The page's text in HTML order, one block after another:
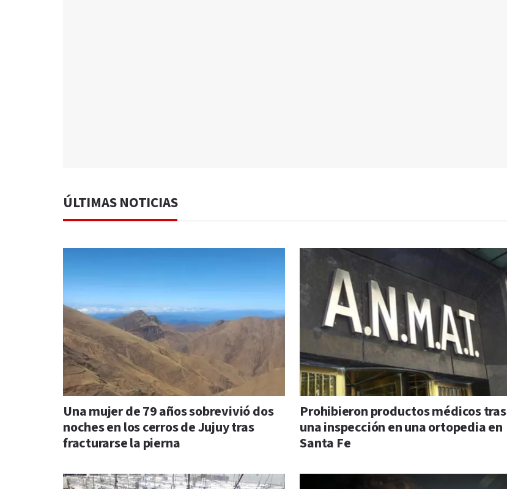
ÚLTIMAS NOTICIAS
Una mujer de 79 años sobrevivió dos
noches en los cerros de Jujuy tras
fracturarse la pierna
Prohibieron productos médicos tras
una inspección en una ortopedia en
Santa Fe